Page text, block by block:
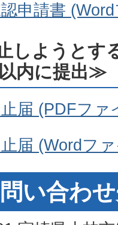
申請書
しようとす
内に提出≫
届 (PDFファ
届 (Wordフ
い合わ